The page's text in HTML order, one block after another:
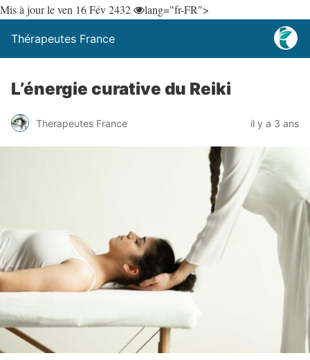
Mis à jour le ven 16 Fév 2432 lang="fr-FR">
Thérapeutes France
L’énergie curative du Reiki
Therapeutes France il y a 3 ans